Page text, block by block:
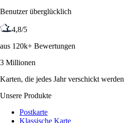
Benutzer überglücklich
4,8/5
aus 120k+ Bewertungen
3 Millionen
Karten, die jedes Jahr verschickt werden
Unsere Produkte
Postkarte
Klassische Karte